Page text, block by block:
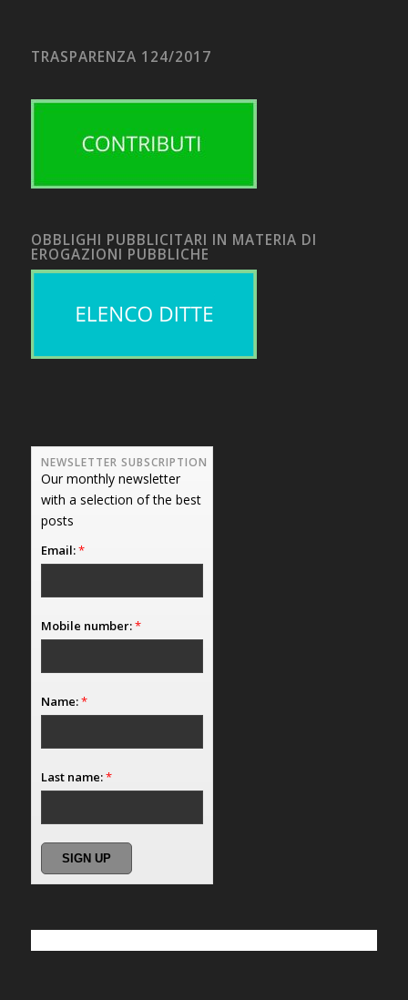
TRASPARENZA 124/2017
OBBLIGHI PUBBLICITARI IN MATERIA DI
EROGAZIONI PUBBLICHE
NEWSLETTER SUBSCRIPTION
Our monthly newsletter
with a selection of the best
posts
Email:*
Mobile number:*
Name:*
Last name:*